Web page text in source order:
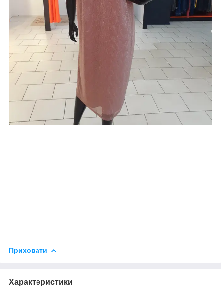
Приховати
Характеристики